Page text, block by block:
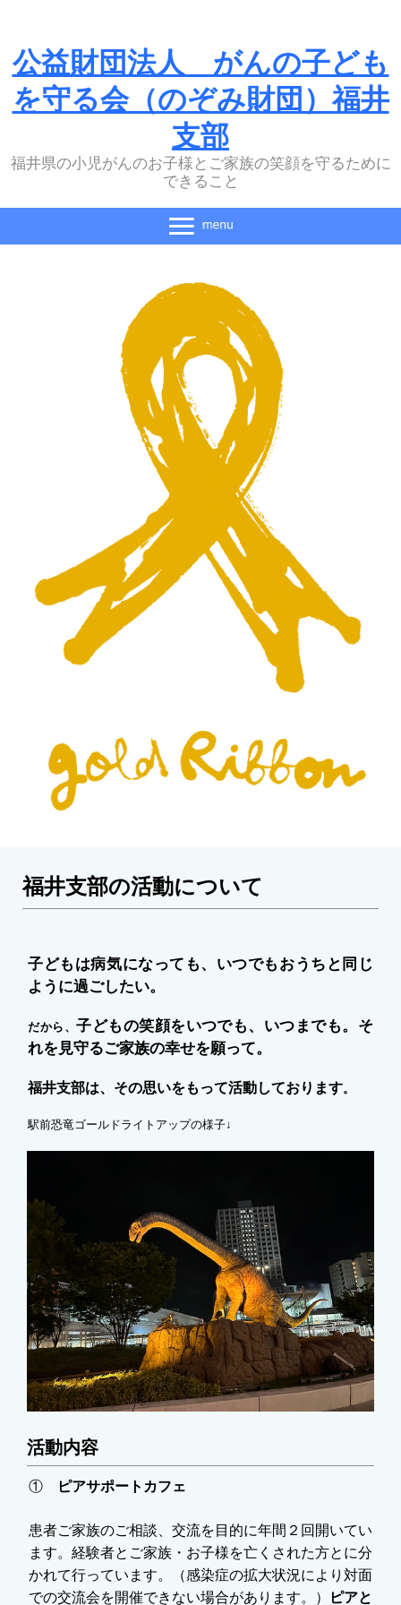
公益財団法人 がんの子ども
を守る会（のぞみ財団）福井
支部
福井県の小児がんのお子様とご家族の笑顔を守るために
できること
福井支部の活動について
子どもは病気になっても、いつでも おうちと同じ
ように過ごしたい。
だから、子どもの笑顔をいつでも、いつまでも。 そ
れを見守るご家族の幸せを願って。
福井支部は、その思いをもって活動しております。
駅前恐竜ゴールドライトアップの様子↓
活動内容
① ピアサポートカフェ
患者ご家族のご相談、交流を目的に年間２回開いてい
ます。経験者とご家族・お子様を亡くされた方とに分
かれて行っています。（感染症の拡大状況により対面
での交流会を開催できない場合があります。）
ピアと